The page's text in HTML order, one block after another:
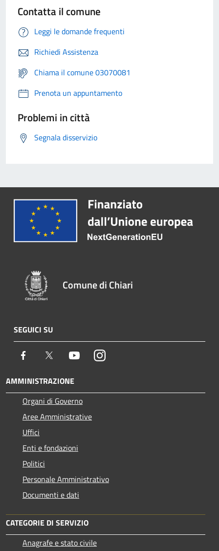
Contatta il comune
Leggi le domande frequenti
Richiedi Assistenza
Chiama il comune 03070081
Prenota un appuntamento
Problemi in città
Segnala disservizio
Comune di Chiari
SEGUICI SU
Facebook Twitter YoutubeInstagram
AMMINISTRAZIONE
Organi di Governo
Aree Amministrative
Uffici
Enti e fondazioni
Politici
Personale Amministrativo
Documenti e dati
CATEGORIE DI SERVIZIO
Anagrafe e stato civile